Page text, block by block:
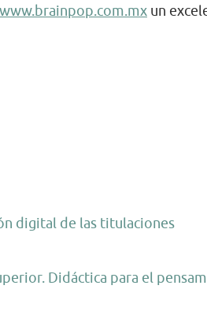
un
digital de las titulaciones
Didáctica para el